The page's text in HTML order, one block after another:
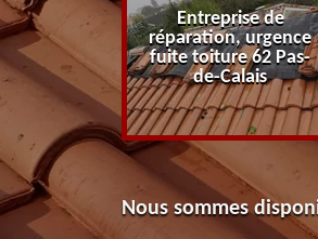
Pas-de-
Entreprise de
réparation, urgence
fuite toiture 62 Pas-
de-Calais
Nous sommes